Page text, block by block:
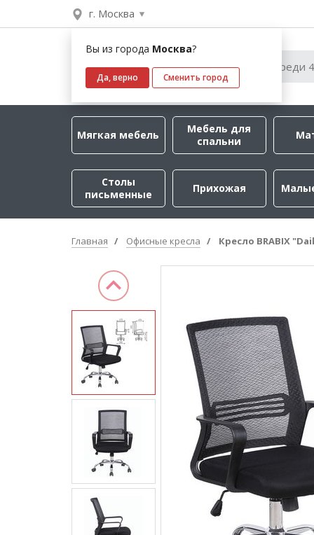
г. Москва
Вы из города Москва?
Да, верно Сменить город
Мягкая мебель
Мебель для
спальни
Столы
письменные
Прихожая
Главная Офисные кресла Кресло BRABIX